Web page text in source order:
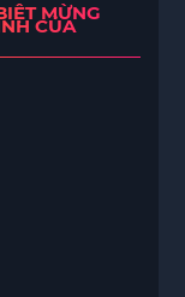
MỪNG
CỦA